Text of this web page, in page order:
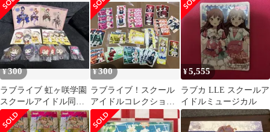
ーハート/La …
¥300
ラブライブ 虹ヶ咲学園
スクールアイドル同好
会 グッズセット
¥300
ラブライブ！スクール
アイドルコレクション
まとめ売り
¥5,555
ラブカ LLE スクールア
イドルミュージカル